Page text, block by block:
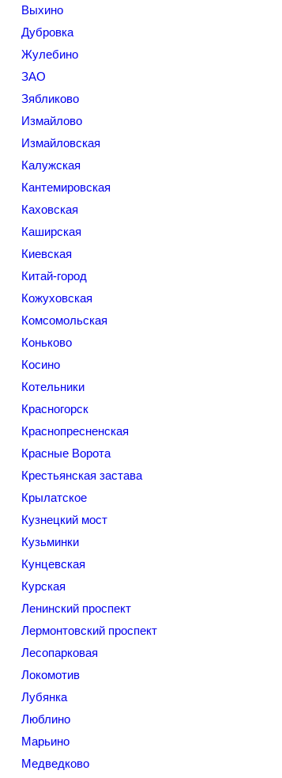
Выхино
Дубровка
Жулебино
ЗАО
Зябликово
Измайлово
Измайловская
Калужская
Кантемировская
Каховская
Каширская
Киевская
Китай-город
Кожуховская
Комсомольская
Коньково
Косино
Котельники
Красногорск
Краснопресненская
Красные Ворота
Крестьянская застава
Крылатское
Кузнецкий мост
Кузьминки
Кунцевская
Курская
Ленинский проспект
Лермонтовский проспект
Лесопарковая
Локомотив
Лубянка
Люблино
Марьино
Медведково